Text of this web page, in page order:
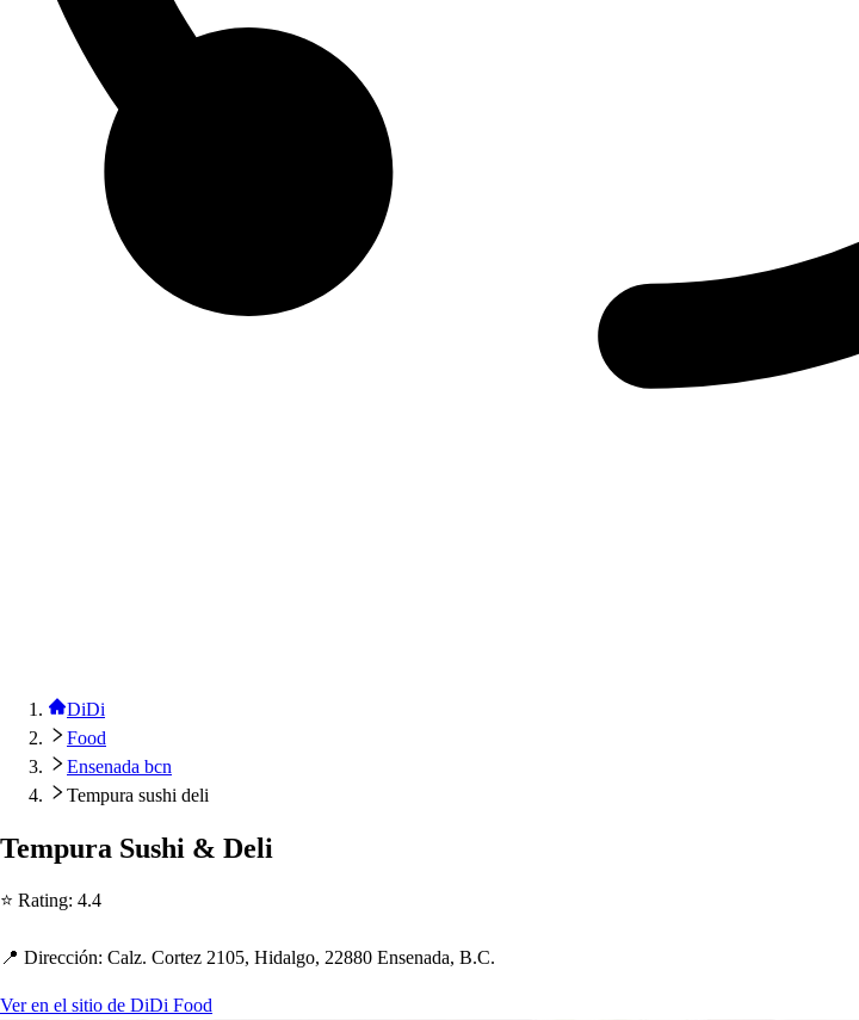
DiDi
Food
Ensenada bcn
Tempura sushi deli
Tempura Sushi & Deli
⭐ Rating: 4.4
📍 Dirección: Calz. Cortez 2105, Hidalgo, 22880 Ensenada, B.C.
Ver en el sitio de DiDi Food